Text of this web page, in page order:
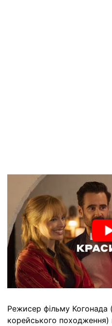
Режисер фільму Когонада
корейського походження)